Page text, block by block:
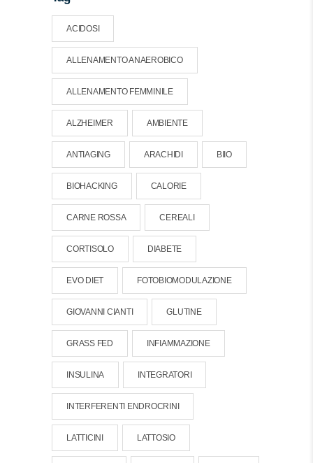
ACIDOSI
ALLENAMENTO ANAEROBICO
ALLENAMENTO FEMMINILE
ALZHEIMER AMBIENTE
ANTIAGING ARACHIDI BIIO
BIOHACKING CALORIE
CARNE ROSSA CEREALI
CORTISOLO DIABETE
EVO DIET FOTOBIOMODULAZIONE
GIOVANNI CIANTI GLUTINE
GRASS FED INFIAMMAZIONE
INSULINA INTEGRATORI
INTERFERENTI ENDROCRINI
LATTICINI LATTOSIO